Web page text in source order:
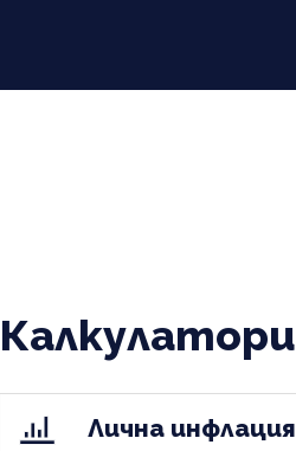
Калкулатори
Лична инфлация